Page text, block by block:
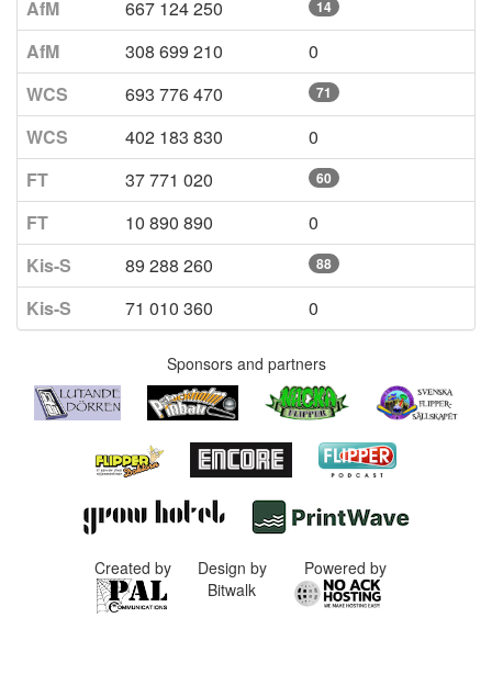
AfM
667 124 250 14
AfM 308 699 210
0
WCS
693 776 470 71
WCS 402 183 830
0
FT
37 771 020 60
FT 10 890 890
0
Kis-S
89 288 260 88
Kis-S 71 010 360 0
Sponsors and partners
Created by
Design by
Bitwalk
Powered by